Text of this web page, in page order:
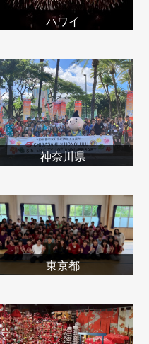
ハワイ
神奈川県
東京都